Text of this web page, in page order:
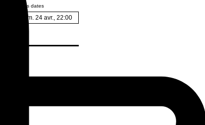
Autres dates
sam. 24 avr., 22:00